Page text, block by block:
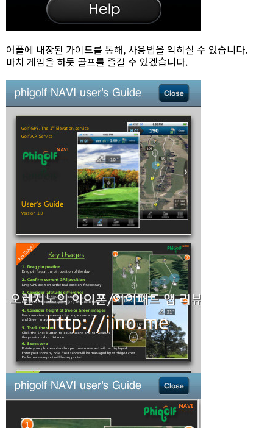
어플에 내장된 가이드를 통해, 사용법을 익히실 수 있습니다.
마치 게임을 하듯 골프를 즐길 수 있겠습니다.